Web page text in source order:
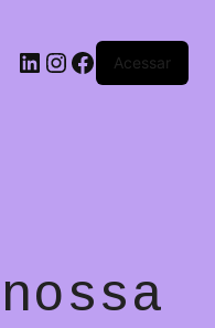
LinkedIn
Instagram
Facebook
Acessar